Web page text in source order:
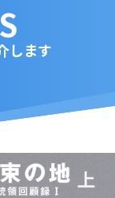
します